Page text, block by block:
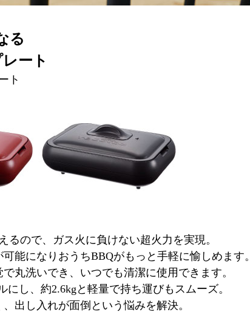
る
ート
ト
ので、ガス火に負けない超火力を実現。
能になりおうちBBQがもっと手軽に愉しめます。
丸洗いでき、いつでも清潔に使用できます。
し、約2.6kgと軽量で持ち運びもスムーズ。
出し入れが面倒という悩みを解決。